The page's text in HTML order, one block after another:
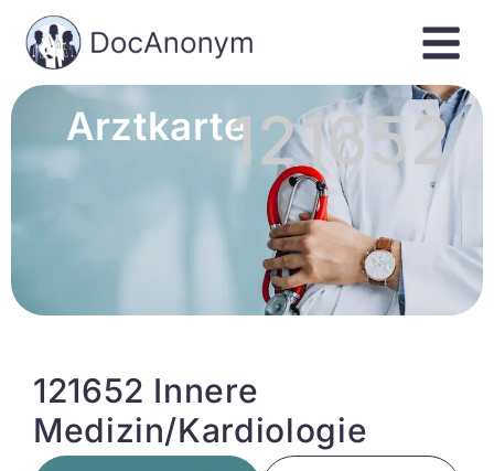
Arztkarte121652
121652 Innere
Medizin/Kardiologie